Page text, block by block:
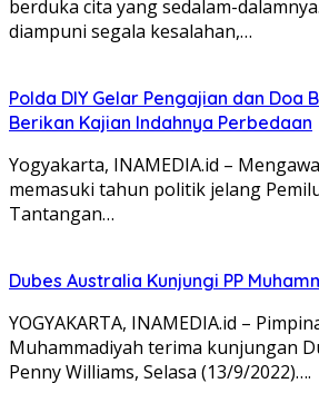
berduka cita yang sedalam-
diampuni segala kesalahan,…
Polda DIY Gelar Pengajian dan Doa
Berikan Kajian Indahnya Perbedaan
Yogyakarta, INAMEDIA.id –
memasuki tahun politik jelang
Tantangan…
Dubes Australia Kunjungi PP
YOGYAKARTA, INAMEDIA.id –
Muhammadiyah terima kunjungan
Penny Williams, Selasa (13/9/2022)….